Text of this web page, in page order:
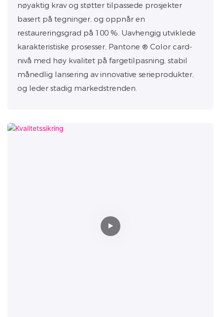
nøyaktig krav og støtter tilpassede prosjekter
basert på tegninger, og oppnår en
restaureringsgrad på 100 %. Uavhengig utviklede
karakteristiske prosesser, Pantone ® Color card-
nivå med høy kvalitet på fargetilpasning, stabil
månedlig lansering av innovative serieprodukter,
og leder stadig markedstrenden.